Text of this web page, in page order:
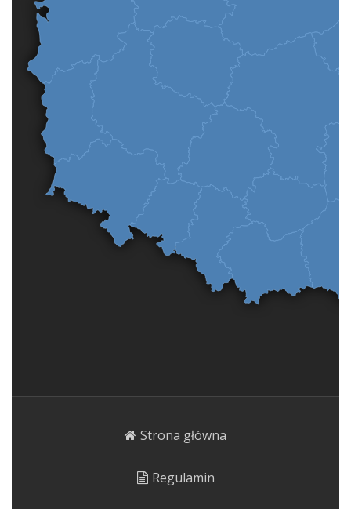
Strona główna
Regulamin